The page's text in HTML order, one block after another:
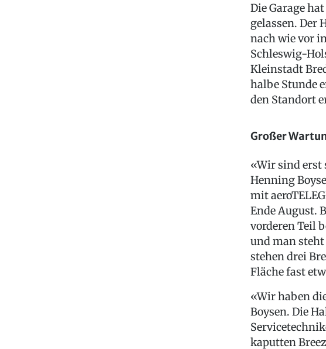
Die Garage
gelassen. Der
nach wie vor
Schleswig-
Kleinstadt
halbe Stunde
den Standort
Großer
«Wir sind erst
Henning
mit
Ende August.
vorderen Teil
und man
stehen drei
Fläche fast
«Wir haben
Boysen. Die
kaputten